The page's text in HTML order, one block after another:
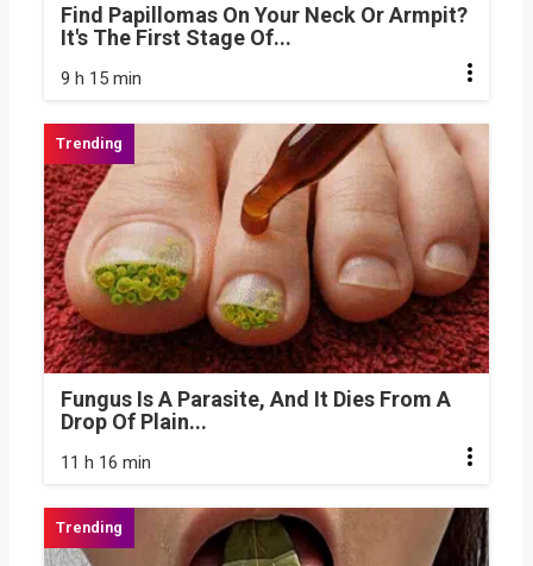
Find Papillomas On Your Neck Or Armpit?
It's The First Stage Of...
9 h 15 min
Fungus Is A Parasite, And It Dies From A
Drop Of Plain...
11 h 16 min